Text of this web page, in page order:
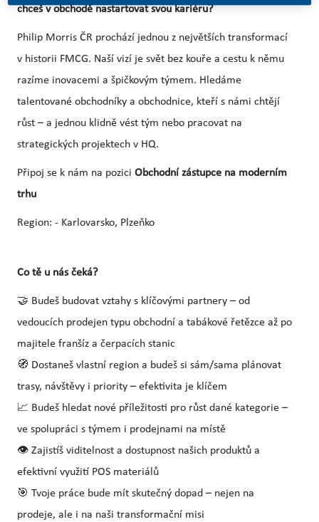
chceš v obchodě nastartovat svou kariéru?
Philip Morris ČR prochází jednou z největších transformací
v historii FMCG. Naší vizí je svět bez kouře a cestu k němu
razíme inovacemi a špičkovým týmem. Hledáme
talentované obchodníky a obchodnice, kteří s námi chtějí
růst – a jednou klidně vést tým nebo pracovat na
strategických projektech v HQ.
Připoj se k nám na pozici Obchodní zástupce na moderním
trhu
Region: - Karlovarsko, Plzeňko
Co tě u nás čeká?
🤝 Budeš budovat vztahy s klíčovými partnery – od
vedoucích prodejen typu obchodní a tabákové řetězce až po
majitele franšíz a čerpacích stanic
🧭 Dostaneš vlastní region a budeš si sám/sama plánovat
trasy, návštěvy i priority – efektivita je klíčem
📈 Budeš hledat nové příležitosti pro růst dané kategorie –
ve spolupráci s týmem i prodejnami na místě
👁️ Zajistíš viditelnost a dostupnost našich produktů a
efektivní využití POS materiálů
🎯 Tvoje práce bude mít skutečný dopad – nejen na
prodeje, ale i na naši transformační misi